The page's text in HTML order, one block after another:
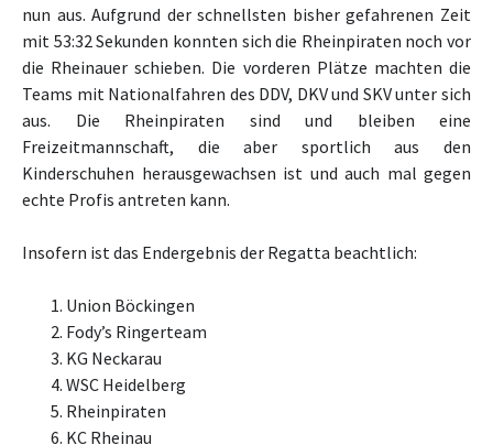
nun aus. Aufgrund der schnellsten bisher gefahrenen Zeit
mit 53:32 Sekunden konnten sich die Rheinpiraten noch vor
die Rheinauer schieben. Die vorderen Plätze machten die
Teams mit Nationalfahren des DDV, DKV und SKV unter sich
aus. Die Rheinpiraten sind und bleiben eine
Freizeitmannschaft, die aber sportlich aus den
Kinderschuhen herausgewachsen ist und auch mal gegen
echte Profis antreten kann.
Insofern ist das Endergebnis der Regatta beachtlich:
Union Böckingen
Fody’s Ringerteam
KG Neckarau
WSC Heidelberg
Rheinpiraten
KC Rheinau